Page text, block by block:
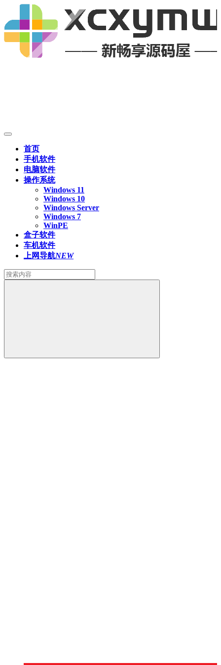
首页
手机软件
电脑软件
操作系统
Windows 11
Windows 10
Windows Server
Windows 7
WinPE
盒子软件
车机软件
上网导航NEW